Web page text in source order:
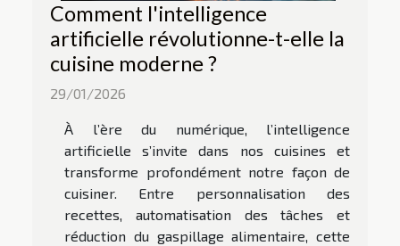
Comment l'intelligence
artificielle révolutionne-t-elle la
cuisine moderne ?
29/01/2026
À l’ère du numérique, l’intelligence
artificielle s’invite dans nos cuisines et
transforme profondément notre façon de
cuisiner. Entre personnalisation des
recettes, automatisation des tâches et
réduction du gaspillage alimentaire, cette